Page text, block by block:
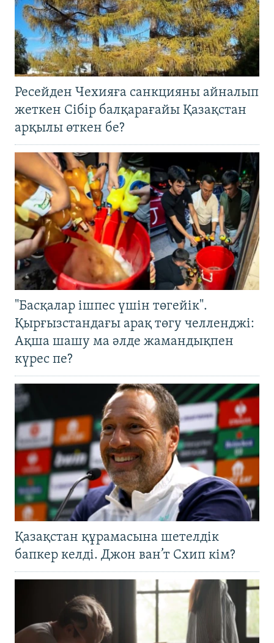
Ресейден Чехияға санкцияны айналып
жеткен Сібір балқарағайы Қазақстан
арқылы өткен бе?
"Басқалар ішпес үшін төгейік".
Қырғызстандағы арақ төгу челленджі:
Ақша шашу ма әлде жамандықпен
күрес пе?
Қазақстан құрамасына шетелдік
бапкер келді. Джон ван’т Схип кім?